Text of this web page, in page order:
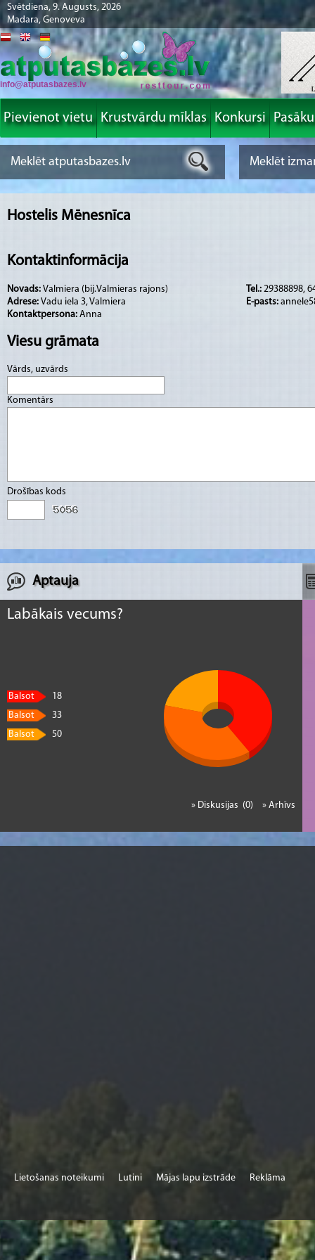
Svētdiena, 9. Augusts, 2026
Madara, Genoveva
info@atputasbazes.lv
Pievienot vietu Krustvārdu mīklas Konkursi
Hostelis Mēnesnīca
Kontaktinformācija
Novads: Valmiera (bij.Valmieras rajons)
Adrese: Vadu iela 3, Valmiera
Kontaktpersona: Anna
Tel.: 29388898,
E-pasts:
Viesu grāmata
Vārds, uzvārds
Komentārs
Drošības kods
Aptauja
Labākais vecums?
Balsot
18
Balsot
33
Balsot
50
» Arhīvs
» Diskusijas (0)
Lietošanas noteikumi Lutini Mājas lapu izstrāde Reklāma